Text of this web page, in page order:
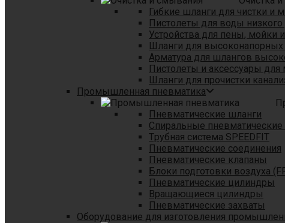
Гибкие шланги для чистки и
Пистолеты для воды низкого
Устройства для пены, мойки
Шланги для
Арматура для шлангов
Пистолеты и аксессуары для
Шланги для прочистки
Промышленная пневматика
Пневматические шланги
Спиральные
Tрубная система SPEEDFIT
Пневматические соединения
Пневматические клапаны
Блоки подготовки воздуха
Пневматические цилиндры
Вращающиеся цилиндры
Пневматические захваты
Оборудование для изготовления